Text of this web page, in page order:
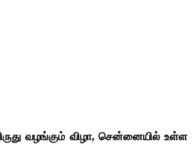
வழங்கும் விழா, சென்னையில் உள்ள